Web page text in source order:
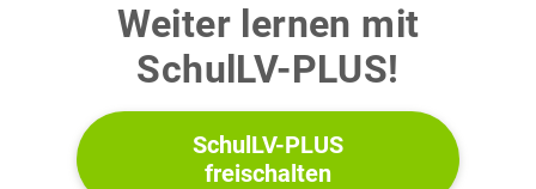
Weiter lernen mit
SchulLV-PLUS!
SchulLV-PLUS
freischalten